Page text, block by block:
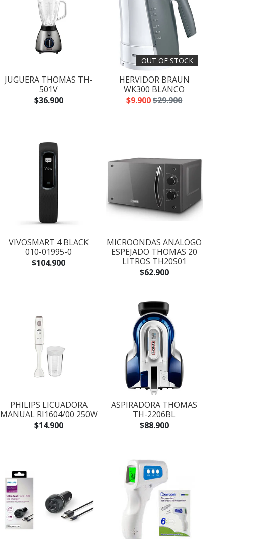
JUGUERA THOMAS TH-
501V
$36.900
OUT OF STOCK
HERVIDOR BRAUN
WK300 BLANCO
$9.900$29.900
VIVOSMART 4 BLACK
010-01995-0
$104.900
MICROONDAS ANALOGO
ESPEJADO THOMAS 20
LITROS TH20S01
$62.900
PHILIPS LICUADORA
MANUAL RI1604/00 250W
$14.900
ASPIRADORA THOMAS
TH-2206BL
$88.900